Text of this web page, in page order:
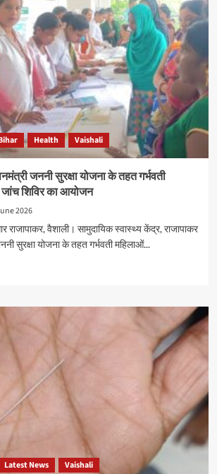
Health Vaishali
जननी सुरक्षा योजना के तहत गर्भवती
शिविर का आयोजन
2026
राजापाकर, वैशाली। सामुदायिक स्वास्थ्य केंद्र, राजापाकर
सुरक्षा योजना के तहत गर्भवती महिलाओं...
Latest News Vaishali